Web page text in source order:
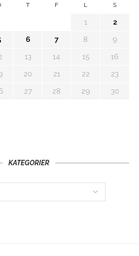
T F L S
1
2
6 7 8
9
13 14 15
16
20 21 22
23
27 28 29
30
KATEGORIER